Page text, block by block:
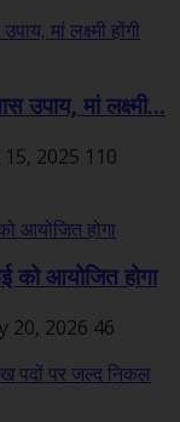
मां लक्ष्मी...
15, 2025 110
को आयोजित होगा
20, 2026 46